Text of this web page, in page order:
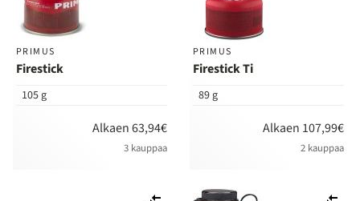
PRIMUS
Firestick
105 g
Alkaen 63,94€
3 kauppaa
PRIMUS
Firestick Ti
89 g
Alkaen 107,99€
2 kauppaa